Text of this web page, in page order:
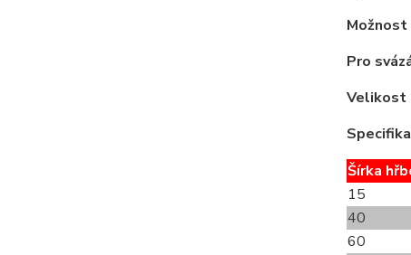
Pro
Velikost
Šírka
15
40
60